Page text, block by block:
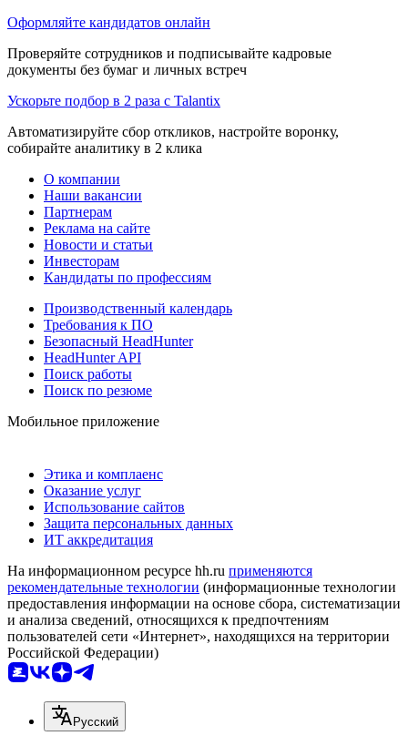
Оформляйте кандидатов онлайн
Проверяйте сотрудников и подписывайте кадровые
документы без бумаг и личных встреч
Ускорьте подбор в 2 раза с Talantix
Автоматизируйте сбор откликов, настройте воронку,
собирайте аналитику в 2 клика
О компании
Наши вакансии
Партнерам
Реклама на сайте
Новости и статьи
Инвесторам
Кандидаты по профессиям
Производственный календарь
Требования к ПО
Безопасный HeadHunter
HeadHunter API
Поиск работы
Поиск по резюме
Мобильное приложение
Этика и комплаенс
Оказание услуг
Использование сайтов
Защита персональных данных
ИТ аккредитация
На информационном ресурсе hh.ru применяются
рекомендательные технологии (информационные технологии
предоставления информации на основе сбора, систематизации
и анализа сведений, относящихся к предпочтениям
пользователей сети «Интернет», находящихся на территории
Российской Федерации)
Русский